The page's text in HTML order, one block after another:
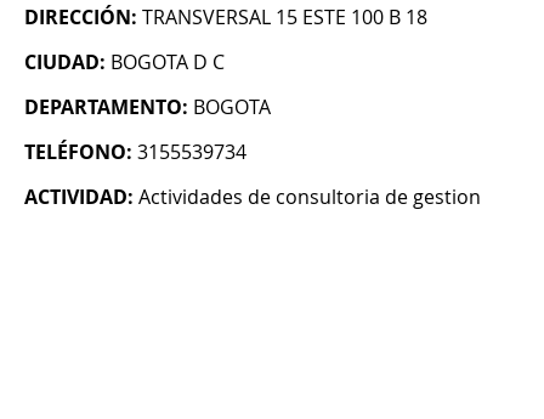
DIRECCIÓN: TRANSVERSAL 15 ESTE 100 B 18
CIUDAD: BOGOTA D C
DEPARTAMENTO: BOGOTA
TELÉFONO: 3155539734
ACTIVIDAD: Actividades de consultoria de gestion